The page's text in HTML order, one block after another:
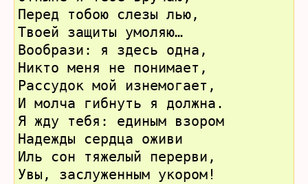
Перед тобою слезы лью,
Твоей защиты умоляю…
Вообрази: я здесь одна,
Никто меня не понимает,
Рассудок мой изнемогает,
И молча гибнуть я должна.
Я жду тебя: единым взором
Надежды сердца оживи
Иль сон тяжелый перерви,
Увы, заслуженным укором!